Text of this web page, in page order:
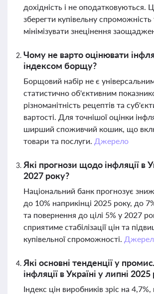
дохідність і не
зберегти купівельну спроможність
мінімізувати знецінення
Чому не варто оцінювати
індексом борщу?
Борщовий набір не є
статистично об'єктивним
різноманітність рецептів та
вартості. Для точнішої оцінки
ширший споживчий кошик, що
товари та послуги. Джерело
Які прогнози щодо інфляції в
2027 року?
Національний банк прогнозує
до 10% наприкінці 2025 року, до
та повернення до цілі 5% у 2027
сприятиме стабілізації цін та
купівельної спроможності.
Які основні тенденції у
інфляції в Україні у липні 2025
Індекс цін виробників зріс на